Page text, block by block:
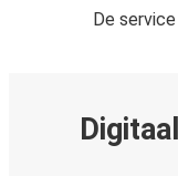
De